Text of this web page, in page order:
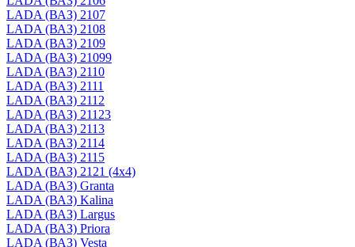
LADA (ВАЗ) 2107
LADA (ВАЗ) 2108
LADA (ВАЗ) 2109
LADA (ВАЗ) 21099
LADA (ВАЗ) 2110
LADA (ВАЗ) 2111
LADA (ВАЗ) 2112
LADA (ВАЗ) 21123
LADA (ВАЗ) 2113
LADA (ВАЗ) 2114
LADA (ВАЗ) 2115
LADA (ВАЗ) 2121 (4x4)
LADA (ВАЗ) Granta
LADA (ВАЗ) Kalina
LADA (ВАЗ) Largus
LADA (ВАЗ) Priora
LADA (ВАЗ) Vesta